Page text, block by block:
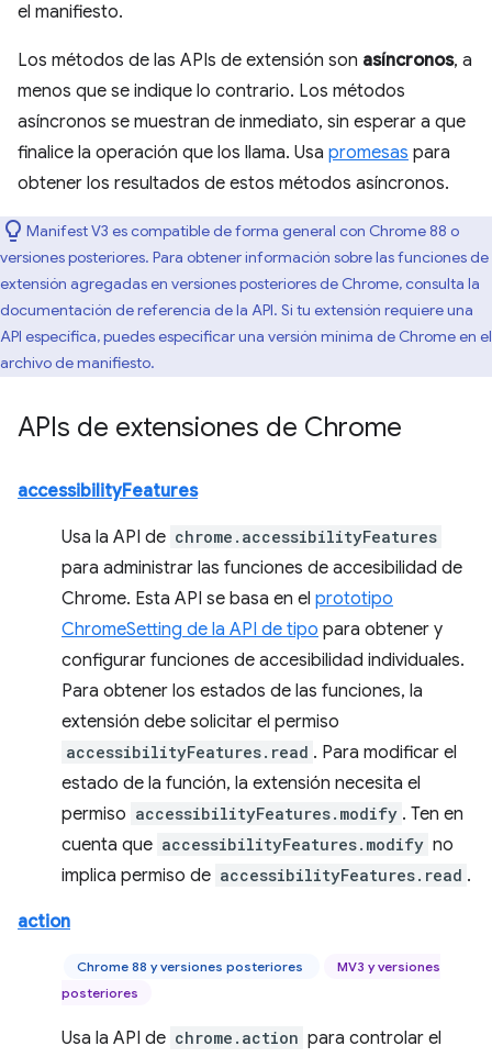
el manifiesto.
Los métodos de las APIs de extensión son asíncronos, a
menos que se indique lo contrario. Los métodos
asíncronos se muestran de inmediato, sin esperar a que
finalice la operación que los llama. Usa promesas para
obtener los resultados de estos métodos asíncronos.
Manifest V3 es compatible de forma general con Chrome 88 o
versiones posteriores. Para obtener información sobre las funciones de
extensión agregadas en versiones posteriores de Chrome, consulta la
documentación de referencia de la API. Si tu extensión requiere una
API específica, puedes especificar una versión mínima de Chrome en el
archivo de manifiesto.
APIs de extensiones de Chrome
accessibilityFeatures
Usa la API de chrome.accessibilityFeatures
para administrar las funciones de accesibilidad de
Chrome. Esta API se basa en el prototipo
ChromeSetting de la API de tipo para obtener y
configurar funciones de accesibilidad individuales.
Para obtener los estados de las funciones, la
extensión debe solicitar el permiso
accessibilityFeatures.read . Para modificar el
estado de la función, la extensión necesita el
permiso accessibilityFeatures.modify . Ten en
cuenta que accessibilityFeatures.modify no
implica permiso de accessibilityFeatures.read .
action
Chrome 88 y versiones posteriores
MV3 y versiones
posteriores
Usa la API de chrome.action para controlar el